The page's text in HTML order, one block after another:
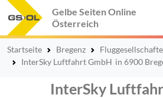
Gelbe Seiten Online
Österreich
Startseite Bregenz
InterSky Luftfahrt GmbH in 6900
InterSky